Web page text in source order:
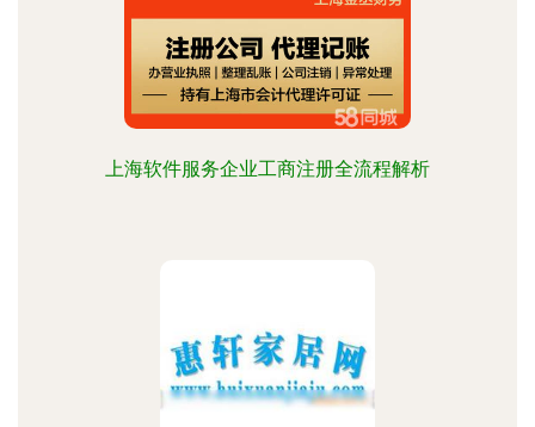
上海软件服务企业工商注册全流程解析